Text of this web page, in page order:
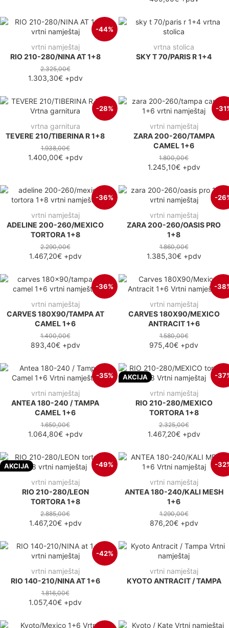
-44%
vrtni namještaj
RIO 210-280/NINA AT 1+8
2.325,00€
1.303,30€+pdv
vrtna stolica
SKY T 70/PARIS R 1+4
-28%
vrtna garnitura
TEVERE 210/TIBERINA R 1+8
1.938,00€
1.400,00€+pdv
-
vrtni namještaj
ZARA 200-260/TAMPA
CAMEL 1+6
1.800,00€
1.245,10€+pdv
-36%
vrtni namještaj
ADELINE 200-260/MEXICO
TORTORA 1+8
2.290,00€
1.467,20€+pdv
-
vrtni namještaj
ZARA 200-260/OASIS PRO
1+8
1.860,00€
1.385,30€+pdv
-36%
vrtni namještaj
CARVES 180X90/TAMPA AT
CAMEL 1+6
1.400,00€
893,40€+pdv
-
vrtni namještaj
CARVES 180X90/MEXICO
ANTRACIT 1+6
1.580,00€
975,40€ +pdv
-35%
vrtni namještaj
ANTEA 180-240 / TAMPA
CAMEL 1+6
1.650,00€
1.064,80€+pdv
AKCIJA -
vrtni namještaj
RIO 210-280/MEXICO
TORTORA 1+8
2.325,00€
1.467,20€+pdv
AKCIJA -49%
vrtni namještaj
RIO 210-280/LEON
TORTORA 1+8
2.885,00€
1.467,20€+pdv
-
vrtni namještaj
ANTEA 180-240/KALI MESH
1+6
1.290,00€
876,20€+pdv
-42%
vrtni namještaj
RIO 140-210/NINA AT 1+6
1.816,00€
1.057,40€ +pdv
vrtni namještaj
KYOTO ANTRACIT / TAMPA